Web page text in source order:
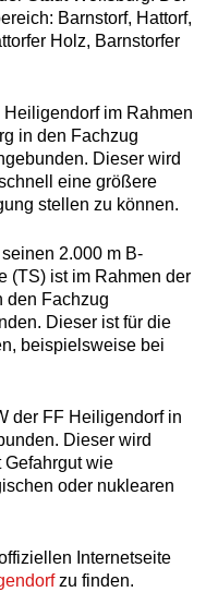
Barnstorf, Hattorf,
Holz, Barnstorfer
im Rahmen
in den Fachzug
Dieser wird
eine größere
stellen zu können.
2.000 m B-
(TS) ist im Rahmen der
den Fachzug
Dieser ist für die
beispielsweise bei
der FF Heiligendorf in
Dieser wird
wie
oder nuklearen
Internetseite
zu finden.